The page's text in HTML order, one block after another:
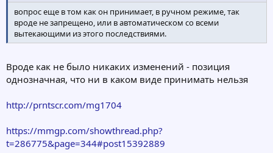
вопрос еще в том как он принимает, в ручном режиме, так
вроде не запрещено, или в автоматическом со всеми
вытекающими из этого последствиями.
Вроде как не было никаких изменений - позиция
однозначная, что ни в каком виде принимать нельзя
http://prntscr.com/mg1704
https://mmgp.com/showthread.php?
t=286775&page=344#post15392889